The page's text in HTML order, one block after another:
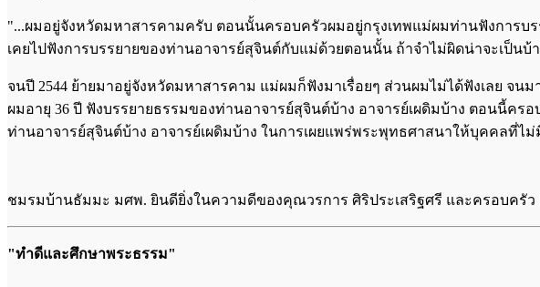
"...ผมอยู่จังหวัดมหาสารคามครับ ตอนนั้นครอบครัวผมอยู่กรุงเทพแม่ผมท่านฟังการบ
เคยไปฟังการบรรยายของท่านอาจารย์สุจินต์กับแม่ด้วยตอนนั้น ถ้าจำไม่ผิดน่าจะเป็
จนปี 2544 ย้ายมาอยู่จังหวัดมหาสารคาม แม่ผมก็ฟังมาเรื่อยๆ ส่วนผมไม่ได้ฟังเลย จน
ผมอายุ 36 ปี ฟังบรรยายธรรมของท่านอาจารย์สุจินต์บ้าง อาจารย์เผดิมบ้าง ตอนนี้คร
ท่านอาจารย์สุจินต์บ้าง อาจารย์เผดิมบ้าง ในการเผยแพร่พระพุทธศาสนาให้บุคคลที่
ชมรมบ้านธัมมะ มศพ. ยินดียิ่งในความดีของคุณวรการ ศิริประเสริฐศรี และครอบครั
"ทำดีและศึกษาพระธรรม"